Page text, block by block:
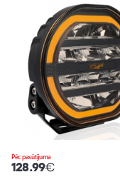
Pēc pasūtījuma
128.99€